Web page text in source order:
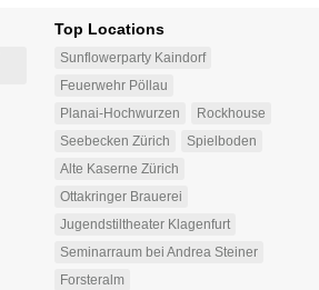
Top Locations
Sunflowerparty Kaindorf
Feuerwehr Pöllau
Planai-Hochwurzen
Rockhouse
Seebecken Zürich
Spielboden
Alte Kaserne Zürich
Ottakringer Brauerei
Jugendstiltheater Klagenfurt
Seminarraum bei Andrea Steiner
Forsteralm